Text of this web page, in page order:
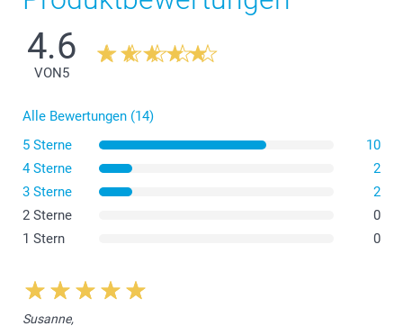
4.6
VON5
Alle Bewertungen (14)
5 Sterne
10
4 Sterne
2
3 Sterne
2
2 Sterne
0
1 Stern
0
Susanne,